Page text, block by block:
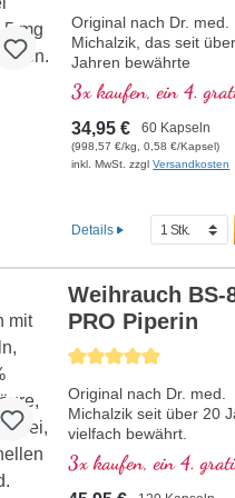
Original nach Dr. med.
Michalzik, das seit
Jahren bewährte
Weihrauchprodukt,
angereichert mit der
wertvollen AKBA
Boswelliasäure (Acetyl-
keto-β-Boswelliasäure)
Boswellia-Säuren auf
deutschen Markt mit
Hypoallergen durch die
Biotikon
nach den strengen
med. Michalzik.
Wildsammlung,
verarbeitet für die
sichere Anwendung
Menschen.
3x kaufen, ein 4.
34,95 € 60 Kapseln
(998,57 €/kg, 0,58 €/Kapsel)
inkl. MwSt. zzglVersandkosten
Details
Durchschnittliche
Weihrauch BS-
PRO Piperin
Original nach Dr. med.
Michalzik seit über 20
vielfach bewährt.
Das erste hochdosierte
Weihrauch-Produkt mit
Boswellia-Säuren auf
3x kaufen, ein 4.